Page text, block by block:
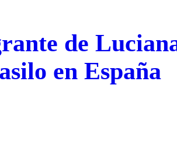
de
en España